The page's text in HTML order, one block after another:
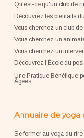
Qu'est-ce qu'un club de
Découvrez les bienfaits
Vous cherchez un club
Vous cherchez un
Vous cherchez un
Découvrez l'École du
Une Pratique Bénéfique
Âgées
Annuaire de yoga
Se former au yoga du rire